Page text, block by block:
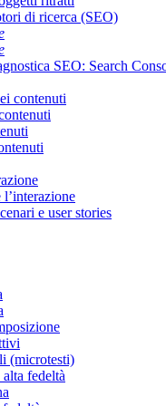
di ricerca (SEO)
SEO: Search
contenuti
e user stories
(microtesti)
fedeltà